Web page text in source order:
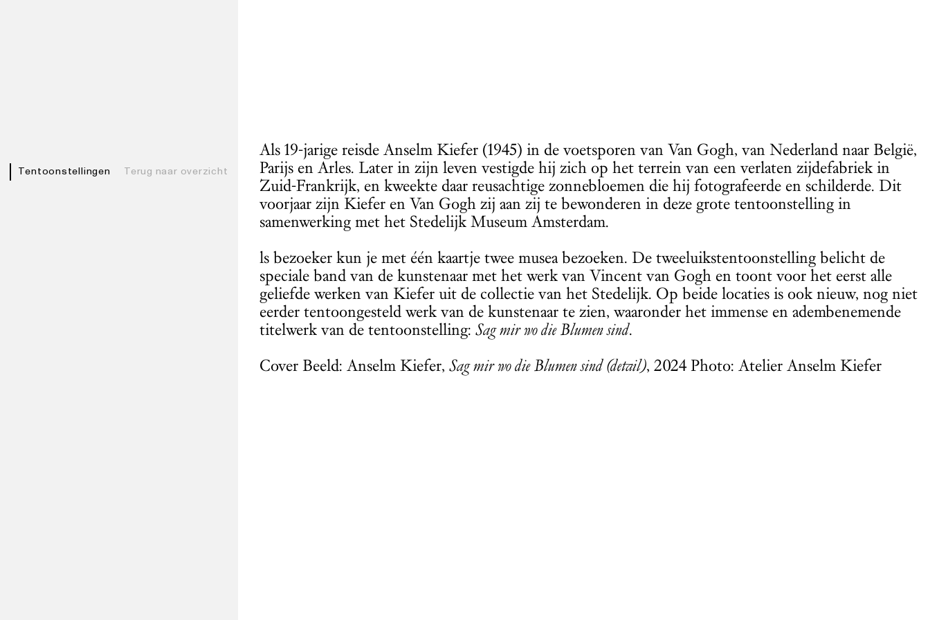
Tentoonstellingen Terug naar overzicht
Als 19-jarige reisde Anselm Kiefer (1945) in de voetsporen van Van Gogh, van Nederland naar België,
Parijs en Arles. Later in zijn leven vestigde hij zich op het terrein van een verlaten zijdefabriek in
Zuid-Frankrijk, en kweekte daar reusachtige zonnebloemen die hij fotografeerde en schilderde. Dit
voorjaar zijn Kiefer en Van Gogh zij aan zij te bewonderen in deze grote tentoonstelling in
samenwerking met het Stedelijk Museum Amsterdam.
ls bezoeker kun je met één kaartje twee musea bezoeken. De tweeluikstentoonstelling belicht de
speciale band van de kunstenaar met het werk van Vincent van Gogh en toont voor het eerst alle
geliefde werken van Kiefer uit de collectie van het Stedelijk. Op beide locaties is ook nieuw, nog niet
eerder tentoongesteld werk van de kunstenaar te zien, waaronder het immense en adembenemende
titelwerk van de tentoonstelling:Sag mir wo die Blumen sind.
Cover Beeld: Anselm Kiefer,Sag mir wo die Blumen sind (detail), 2024 Photo: Atelier Anselm Kiefer